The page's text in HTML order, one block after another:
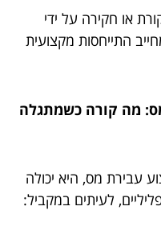
או חקירה על ידי
התייחסות מקצועית
מה קורה כשמתגלה
עבירת מס, היא יכולה
לעיתים במקביל: